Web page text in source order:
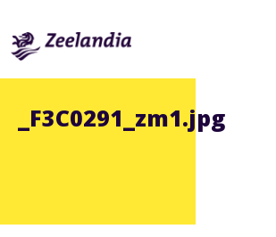
_F3C0291_zm1.jpg